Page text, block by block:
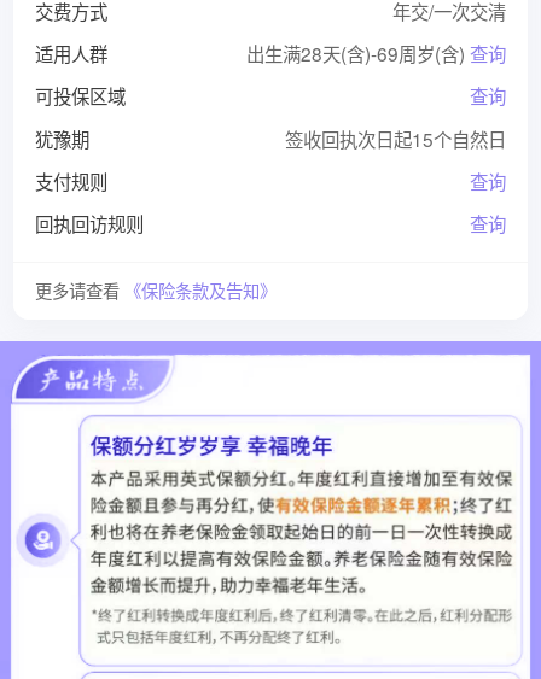
交费方式
年交/一次交清
适用人群
出生满28天(含)-69周岁(含) 查询
可投保区域
查询
犹豫期
签收回执次日起15个自然日
支付规则
查询
回执回访规则
查询
更多请查看 《保险条款及告知》